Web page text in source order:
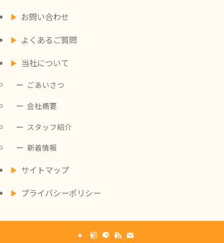
お問い合わせ
よくあるご質問
当社について
ごあいさつ
会社概要
スタッフ紹介
新着情報
サイトマップ
プライバシーポリシー